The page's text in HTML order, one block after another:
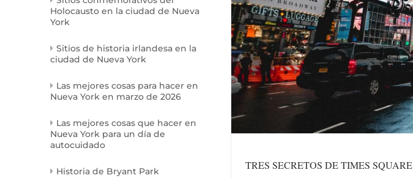
Holocausto en la ciudad de Nueva
York
Sitios de historia irlandesa en la
ciudad de Nueva York
Las mejores cosas para hacer en
Nueva York en marzo de 2026
Las mejores cosas que hacer en
Nueva York para un día de
autocuidado
Historia de Bryant Park TRES SECRETOS DE TIMES SQUARE